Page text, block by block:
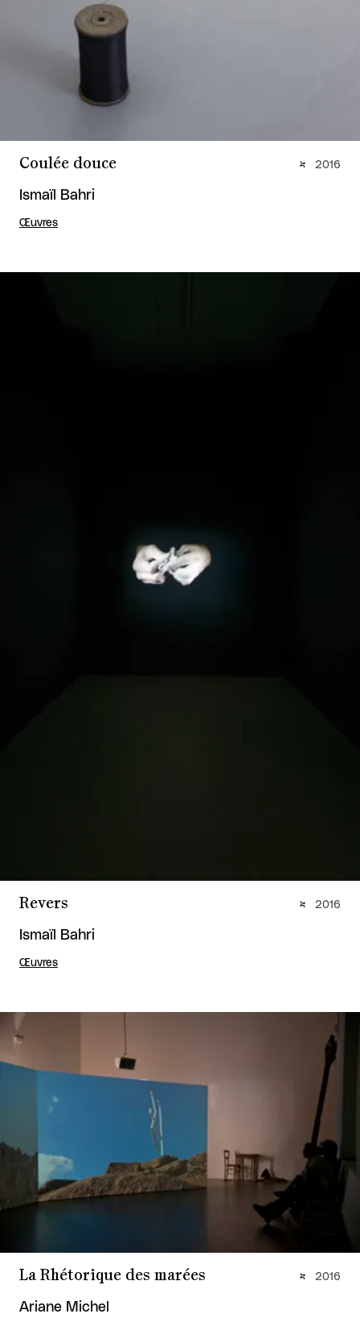
Coulée douce
Ismaïl Bahri
Œuvres
2016
Revers
Ismaïl Bahri
Œuvres
2016
La Rhétorique des marées
Ariane Michel
2016